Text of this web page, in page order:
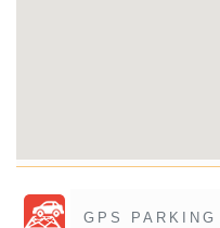
GPS PARKING